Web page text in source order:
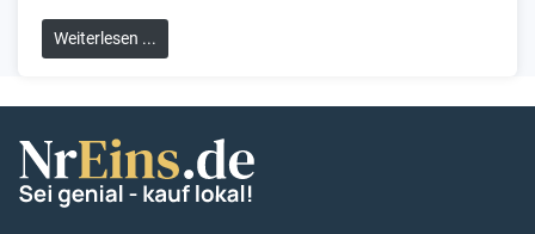
Weiterlesen ...